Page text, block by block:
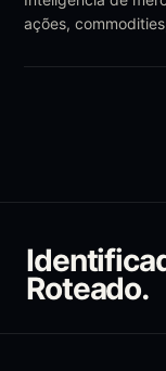
ações,
Roteado.